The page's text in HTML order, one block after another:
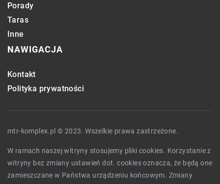
Porady
Taras
Inne
NAWIGACJA
Kontakt
Polityka prywatności
mtr-komplex.pl © 2023. Wszelkie prawa zastrzeżone.
W ramach naszej witryny stosujemy pliki cookies. Korzystanie z
witryny bez zmiany ustawień dot. cookies oznacza, że będą one
zamieszczane w Państwa urządzeniu końcowym. Zmiany